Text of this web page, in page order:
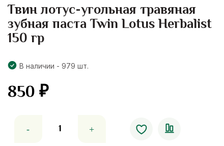
Твин лотус-угольная травяная
зубная паста Twin Lotus Herbalist
150 гр
В наличии - 979 шт.
850₽
товара